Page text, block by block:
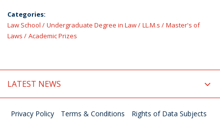
Categories:
Law School
Undergraduate Degree in Law LL.M.s
Master's of
Laws
Academic Prizes
LATEST NEWS
Privacy Policy Terms & Conditions Rights of Data Subjects